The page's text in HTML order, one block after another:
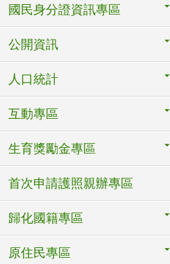
國民身分證資訊專區
公開資訊
人口統計
互動專區
生育獎勵金專區
首次申請護照親辦專區
歸化國籍專區
原住民專區